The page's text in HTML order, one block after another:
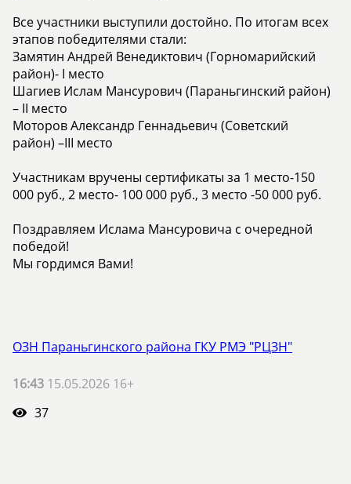
Все участники выступили достойно. По итогам всех
этапов победителями стали:
Замятин Андрей Венедиктович (Горномарийский
район)- I место
Шагиев Ислам Мансурович (Параньгинский район)
– II место
Моторов Александр Геннадьевич (Советский
район) –III место
Участникам вручены сертификаты за 1 место-150
000 руб., 2 место- 100 000 руб., 3 место -50 000 руб.
Поздравляем Ислама Мансуровича с очередной
победой!
Мы гордимся Вами!
ОЗН Параньгинского района ГКУ РМЭ "РЦЗН"
16:43 15.05.2026 16+
37